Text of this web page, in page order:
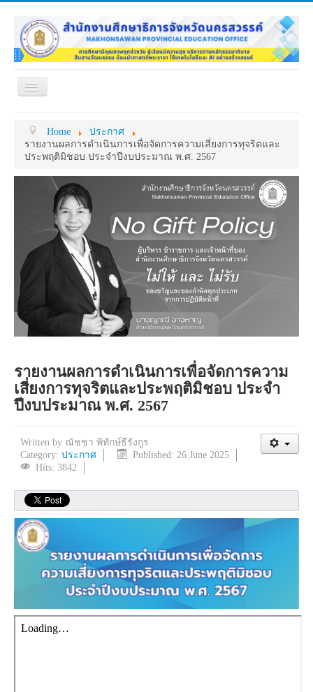
Toggle
หน่วยงานภายใน
MY OFFICE
ดาวน์โหลด
กระดาน ถาม-ตอบ
ข้อมูลการติดต่อ
Home
ประกาศ
รายงานผลการดำเนินการเพื่อจัดการความเสี่ยงการทุจริตและ
ประพฤติมิชอบ ประจำปีงบประมาณ พ.ศ. 2567
รายงานผลการดำเนินการเพื่อจัดการความ
เสี่ยงการทุจริตและประพฤติมิชอบ ประจำ
ปีงบประมาณ พ.ศ. 2567
Written by ณัชชา พิทักษ์ธีรังกูร
Category: ประกาศ
Published: 26 June 2025
Hits: 3842